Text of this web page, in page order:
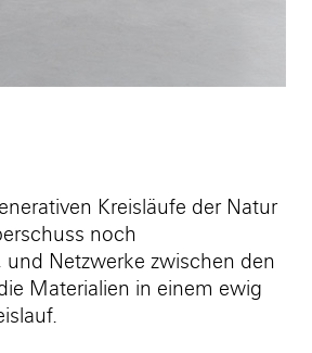
Kreisläufe der Natur
noch
Netzwerke zwischen den
Materialien in einem ewig